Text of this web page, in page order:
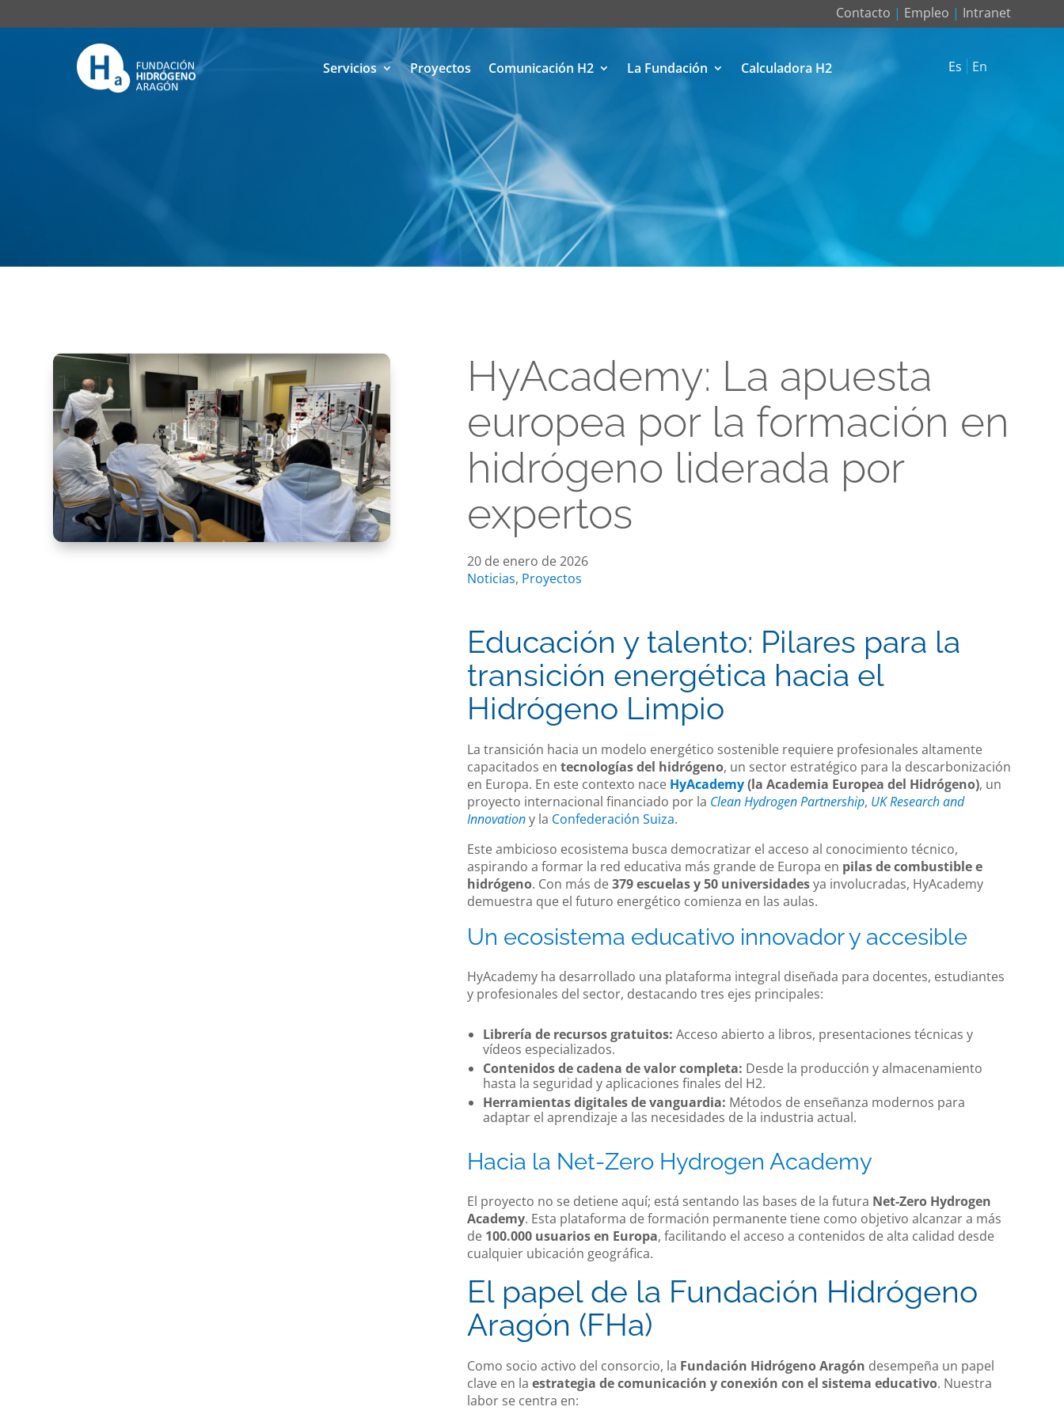
Contacto | Empleo | Intranet
Servicios Proyectos Comunicación H2 La Fundación Calculadora H2 Es En
HyAcademy: La apuesta
europea por la formación en
hidrógeno liderada por
expertos
20 de enero de 2026
Noticias, Proyectos
Educación y talento: Pilares para la
transición energética hacia el
Hidrógeno Limpio
La transición hacia un modelo energético sostenible requiere profesionales altamente
capacitados en tecnologías del hidrógeno, un sector estratégico para la descarbonización
en Europa. En este contexto nace HyAcademy(la Academia Europea del Hidrógeno), un
proyecto internacional financiado por la Clean Hydrogen Partnership, UK Research and
Innovationy la Confederación Suiza.
Este ambicioso ecosistema busca democratizar el acceso al conocimiento técnico,
aspirando a formar la red educativa más grande de Europa en pilas de combustible e
hidrógeno. Con más de379 escuelas y 50 universidadesya involucradas, HyAcademy
demuestra que el futuro energético comienza en las aulas.
Un ecosistema educativo innovador y accesible
HyAcademy ha desarrollado una plataforma integral diseñada para docentes, estudiantes
y profesionales del sector, destacando tres ejes principales:
Librería de recursos gratuitos: Acceso abierto a libros, presentaciones técnicas y
vídeos especializados.
Contenidos de cadena de valor completa: Desde la producción y almacenamiento
hasta la seguridad y aplicaciones finales del H2.
Herramientas digitales de vanguardia: Métodos de enseñanza modernos para
adaptar el aprendizaje a las necesidades de la industria actual.
Hacia la Net-Zero Hydrogen Academy
El proyecto no se detiene aquí; está sentando las bases de la futura Net-Zero Hydrogen
Academy. Esta plataforma de formación permanente tiene como objetivo alcanzar a más
de 100.000 usuarios en Europa, facilitando el acceso a contenidos de alta calidad desde
cualquier ubicación geográfica.
El papel de la Fundación Hidrógeno
Aragón (FHa)
Como socio activo del consorcio, la Fundación Hidrógeno Aragón desempeña un papel
clave en la estrategia de comunicación y conexión con el sistema educativo. Nuestra
labor se centra en: